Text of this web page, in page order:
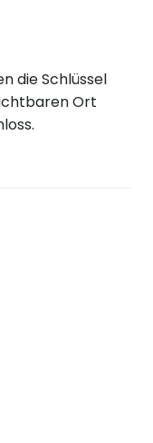
die Schlüssel
Ort